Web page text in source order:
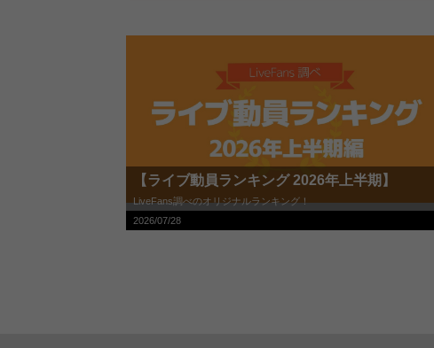
【ライブ動員ランキング 2026年上半期】
LiveFans調べのオリジナルランキング！
2026/07/28